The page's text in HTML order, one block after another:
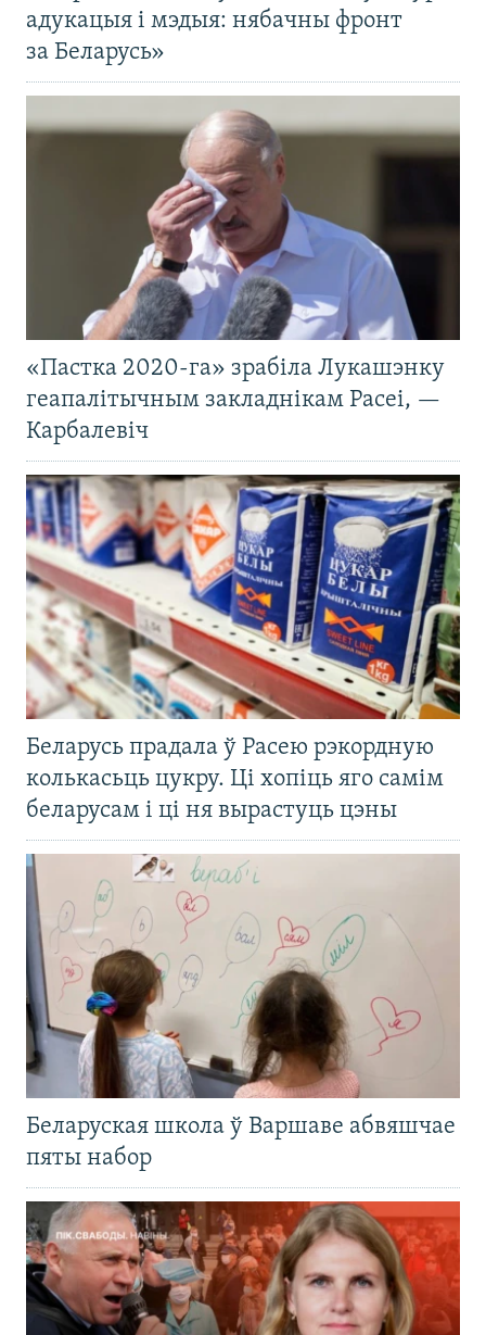
адукацыя і мэдыя: нябачны фронт
за Беларусь»
«Пастка 2020-га» зрабіла Лукашэнку
геапалітычным закладнікам Расеі, —
Карбалевіч
Беларусь прадала ў Расею рэкордную
колькасьць цукру. Ці хопіць яго самім
беларусам і ці ня вырастуць цэны
Беларуская школа ў Варшаве абвяшчае
пяты набор